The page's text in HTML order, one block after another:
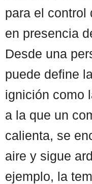
para el control
en presencia
Desde una
puede define
ignición como
a la que un
calienta, se
aire y sigue
ejemplo, la